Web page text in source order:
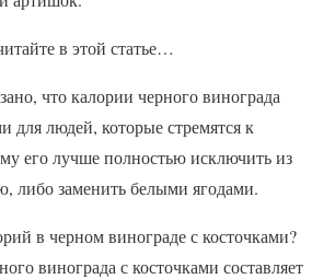
в этой статье…
что калории черного винограда
для людей, которые стремятся к
его лучше полностью исключить из
либо заменить белыми ягодами.
в черном винограде с косточками?
винограда с косточками составляет